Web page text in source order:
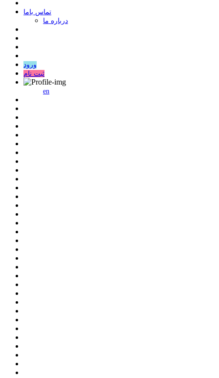
ﺗﻤﺎﺱ ﺑﺎﻣﺎ
درباره ما
ورود
ثبت نام
en